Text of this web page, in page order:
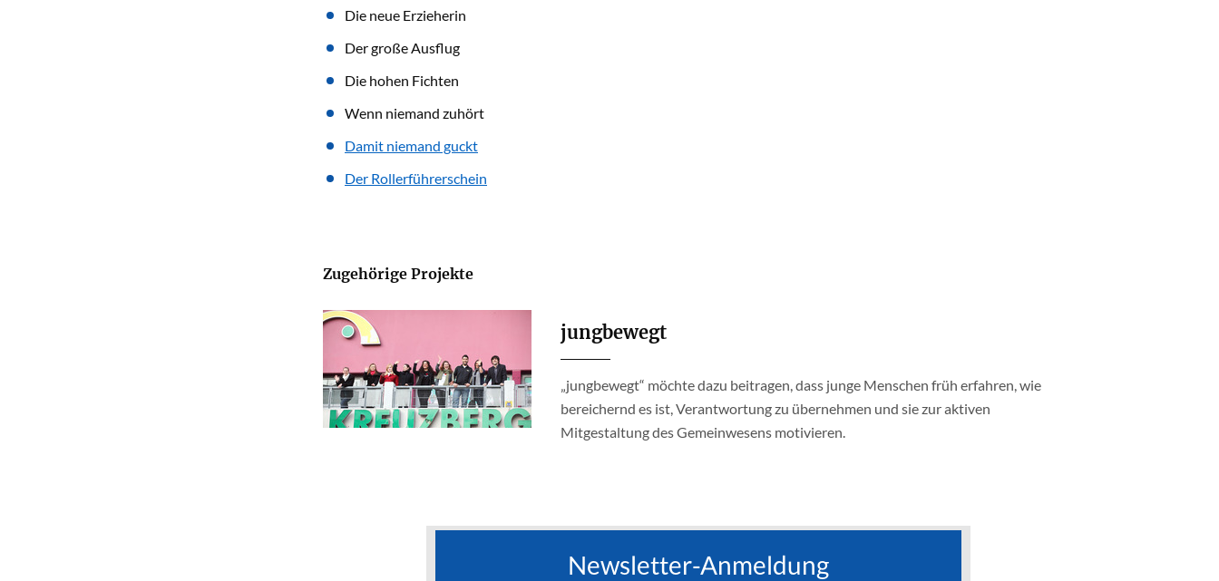
Die neue Erzieherin
Der große Ausflug
Die hohen Fichten
Wenn niemand zuhört
Damit niemand guckt
Der Rollerführerschein
Zugehörige Projekte
jungbewegt
„jungbewegt“ möchte dazu beitragen, dass junge Menschen früh erfahren, wie
bereichernd es ist, Verantwortung zu übernehmen und sie zur aktiven
Mitgestaltung des Gemeinwesens motivieren.
Newsletter-Anmeldung